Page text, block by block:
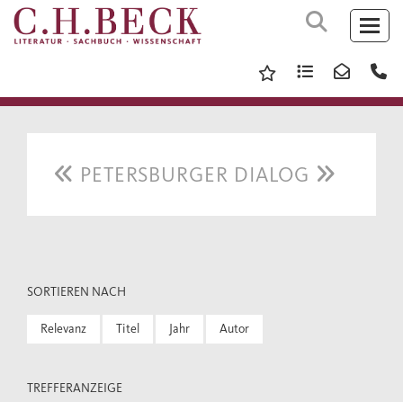
PETERSBURGER DIALOG
SORTIEREN NACH
Relevanz Titel Jahr Autor
TREFFERANZEIGE